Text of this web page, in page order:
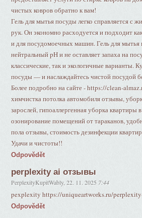
чистых ковров обратно к вам!
Гель для мытья посуды легко справляется с
рук. Он экономно расходуется и подходит
и для посудомоечных машин. Гель для мытья
нейтральный pH и не оставляет запаха на
классические, так и экологичные варианты.
посуды — и наслаждайтесь чистой посудой
Более подробно на сайте - https://clean-
химчистка потолка автомобиля отзывы,
зарослей, гипоаллергенная уборка квартиры
озонирование помещений от тараканов,
пола отзывы, стоимость дезинфекции
Удачи и чистоты!!
Odpovědět
perplexity ai отзывы
PerplexityKupitWably,22. 11. 2025 7:44
pexplexity https://uniqueartworks.ru/
Odpovědět